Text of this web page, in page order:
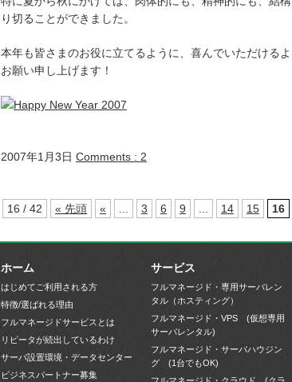
り切ることができました。
本年も皆さまのお役に立てるように、喜んでいただける
お願い申し上げます！
2007年1月3日 Comments : 2
16 / 42 « 先頭 « ... 3 6 9 ... 14 15 16
ホーム
はじめてご利用される方
特徴/選ばれる理由
フルマネージドサービスとは
リピータが続出しているわけ
サーバ設置環境・データセンター
ビジネスパートナー募集
サービス
フルマネージド・専用サーバレン
タル（ホスティング）
フルマネージド・VPS (仮想専用
サーバレンタル)
フルマネージド・サーバハウジン
グ (1台でもOK)